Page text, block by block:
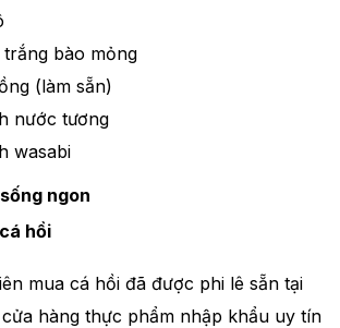
bào mỏng
(làm sẵn)
nước tương
wasabi
ngon
hồi
mua cá hồi đã được phi lê sẵn tại
hàng thực phẩm nhập khẩu uy tín